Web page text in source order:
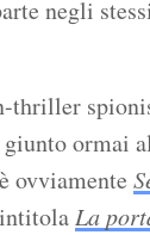
negli
thriller
giunto ormai
è ovviamente
La